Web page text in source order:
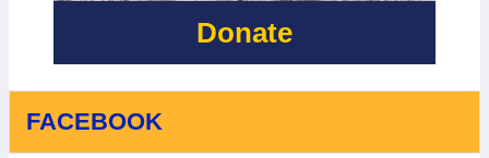
Donate
FACEBOOK